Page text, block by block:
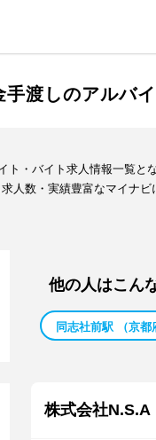
渡しのアルバ
ト・バイト求人情報一覧
人数・実績豊富なマイナビ
他の人はこん
同志社前駅 （京都
株式会社N.S.A